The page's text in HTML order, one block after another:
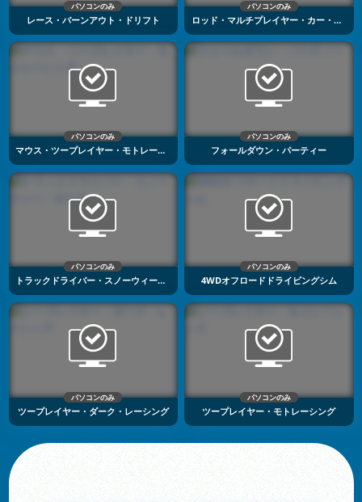
パソコンのみ
レース・バーンアウト・ドリフト
パソコンのみ
ロッド・マルチプレイヤー・カー・ドライビング
パソコンのみ
マウス・ツープレイヤー・モトレーシング
パソコンのみ
フォールダウン・パーティー
パソコンのみ
トラックドライバー・スノーウィー・ロード
パソコンのみ
4WDオフロードドライビングシム
パソコンのみ
ツープレイヤー・ダーク・レーシング
パソコンのみ
ツープレイヤー・モトレーシング